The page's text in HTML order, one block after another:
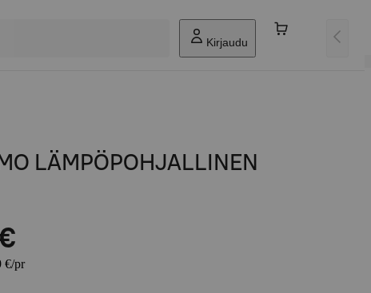
Kirjaudu
LÄMPÖPOHJALLINEN
€/pr